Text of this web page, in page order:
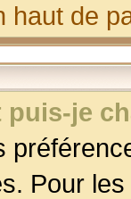
haut de
puis-je
Pour